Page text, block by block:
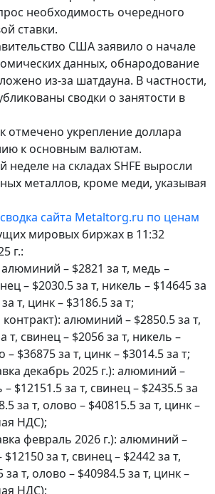
необходимость очередного
ставки.
США заявило о начале
данных, обнародование
из-за шатдауна. В частности,
сводки о занятости в
укрепление доллара
к основным валютам.
на складах SHFE выросли
металлов, кроме меди, указывая
сайта Metaltorg.ru по ценам
мировых биржах в 11:32
г.:
– $2821 за т, медь –
– $2030.5 за т, никель – $14645 за
т, цинк – $3186.5 за т;
алюминий – $2850.5 за т,
т, свинец – $2056 за т, никель –
– $36875 за т, цинк – $3014.5 за т;
декабрь 2025 г.): алюминий –
$12151.5 за т, свинец – $2435.5 за
за т, олово – $40815.5 за т, цинк –
НДС);
февраль 2026 г.): алюминий –
за т, свинец – $2442 за т,
за т, олово – $40984.5 за т, цинк –
НДС);